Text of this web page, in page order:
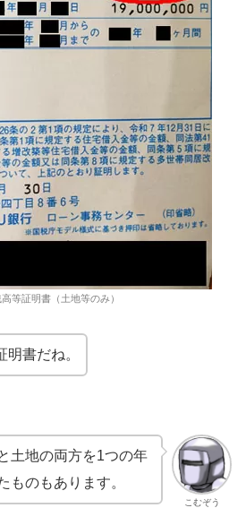
等証明書（土地等のみ）
明書だね。
こむぞう
土地の両方を1つの年
ものもあります。